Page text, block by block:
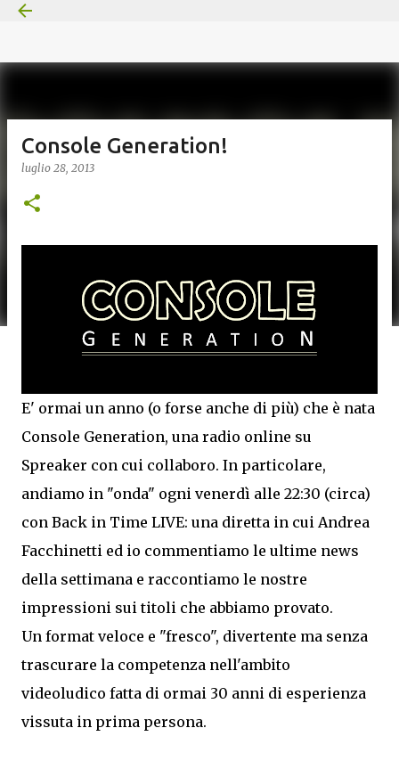
Console Generation!
luglio 28, 2013
E' ormai un anno (o forse anche di più) che è nata
Console Generation, una radio online su
Spreaker con cui collaboro. In particolare,
andiamo in "onda" ogni venerdì alle 22:30 (circa)
con Back in Time LIVE: una diretta in cui Andrea
Facchinetti ed io commentiamo le ultime news
della settimana e raccontiamo le nostre
impressioni sui titoli che abbiamo provato.
Un format veloce e "fresco", divertente ma senza
trascurare la competenza nell'ambito
videoludico fatta di ormai 30 anni di esperienza
vissuta in prima persona.